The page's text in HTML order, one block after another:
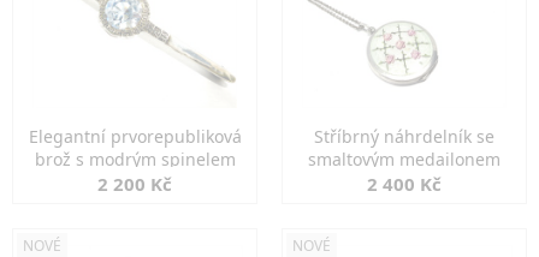
Elegantní prvorepubliková
brož s modrým spinelem
2 200 Kč
Stříbrný náhrdelník se
smaltovým medailonem
2 400 Kč
NOVÉ NOVÉ